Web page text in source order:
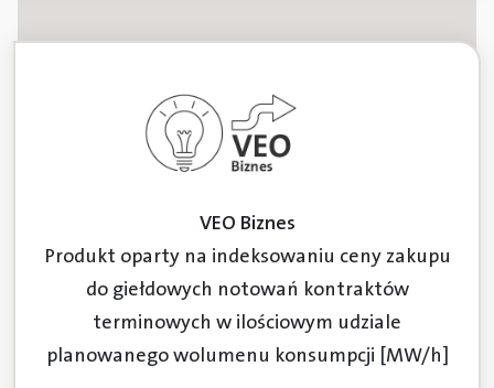
VEO Biznes
Produkt oparty na indeksowaniu ceny zakupu
do giełdowych notowań kontraktów
terminowych w ilościowym udziale
planowanego wolumenu konsumpcji [MW/h]